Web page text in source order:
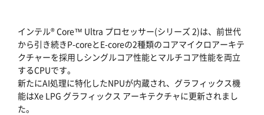
インテル® Core™ Ultra プロセッサー(シリーズ 2)は、前世代
から引き続きP-coreとE-coreの2種類のコアマイクロアーキテ
クチャーを採用しシングルコア性能とマルチコア性能を両立
するCPUです。
新たにAI処理に特化したNPUが内蔵され、グラフィックス機
能はXe LPG グラフィックス アーキテクチャに更新されまし
た。